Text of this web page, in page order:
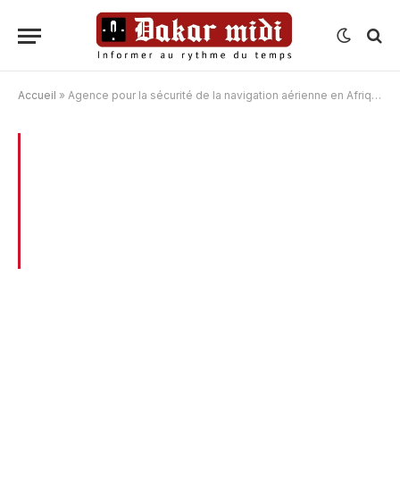
Accueil » Agence pour la sécurité de la navigation aérienne en Afrique et à Madagascar (Asecna)